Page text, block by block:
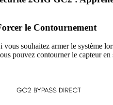
le Contournement
vous souhaitez armer le système
pouvez contourner le capteur en